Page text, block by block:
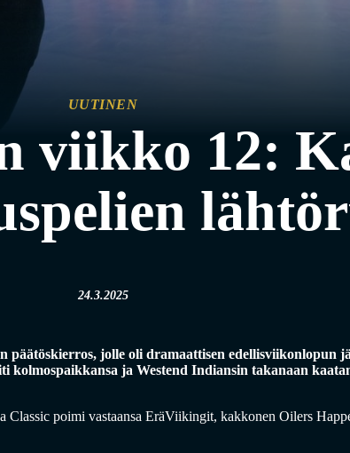
UUTINEN
viikko 12:
24.3.2025
päätöskierros, jolle oli dramaattisen edellisviikonlopun
ja Westend Indiansin takanaan
Classic poimi vastaansa EräViikingit, kakkonen Oilers